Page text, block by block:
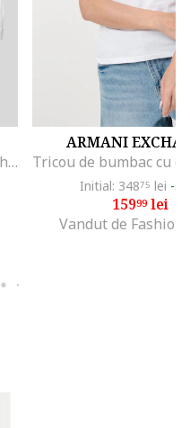
Set de sutiene cu cupe triunghiulare si detaliu logo - 3 perechi, Alb/Negru/Gri melange
ARMANI
Initial: 34875 lei -
15999lei
Vandut de Fashion